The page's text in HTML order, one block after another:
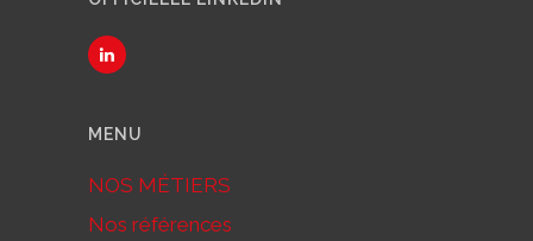
MENU
NOS MÉTIERS
Nos références